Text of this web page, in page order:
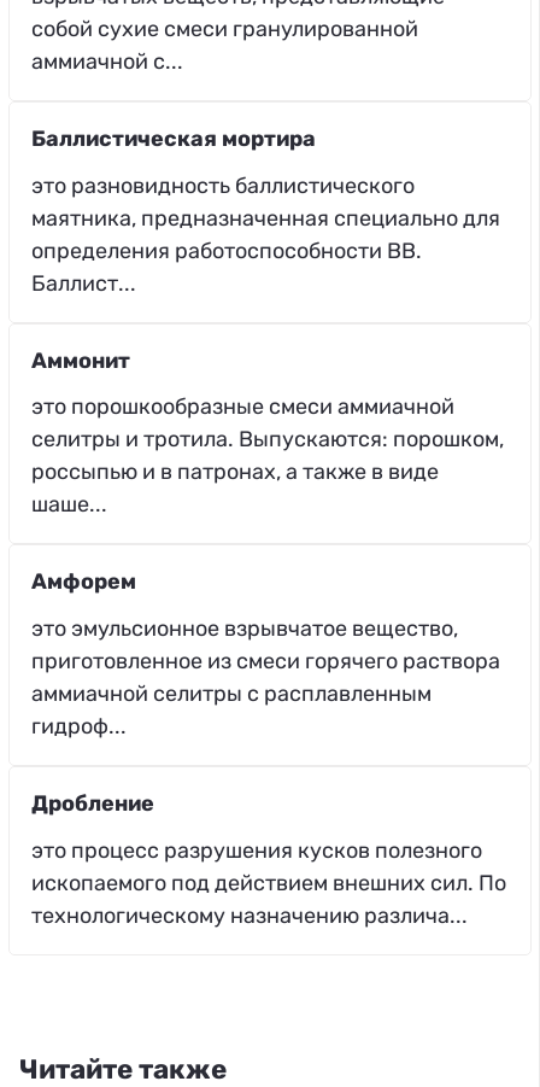
собой сухие смеси гранулированной
аммиачной с...
Баллистическая мортира
это разновидность баллистического
маятника, предназначенная специально для
определения работоспособности ВВ.
Баллист...
Аммонит
это порошкообразные смеси аммиачной
селитры и тротила. Выпускаются: порошком,
россыпью и в патронах, а также в виде
шаше...
Амфорем
это эмульсионное взрывчатое вещество,
приготовленное из смеси горячего раствора
аммиачной селитры с расплавленным
гидроф...
Дробление
это процесс разрушения кусков полезного
ископаемого под действием внешних сил. По
технологическому назначению различа...
Читайте также